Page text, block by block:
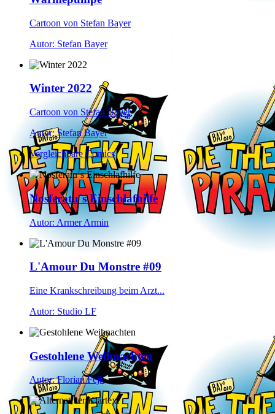
Cartoon von Stefan Bayer
Autor: Stefan Bayer
Winter 2022
Cartoon von Stefan Bayer
Autor: Stefan Bayer
Vergleichbare Comics
Nosferatu´s Einschlafhilfe
Autor: Armer Armin
L'Amour Du Monstre #09
Eine Krankschreibung beim Arzt...
Autor: Studio LF
Gestohlene Weihnachten
Autor: Florian Fejk